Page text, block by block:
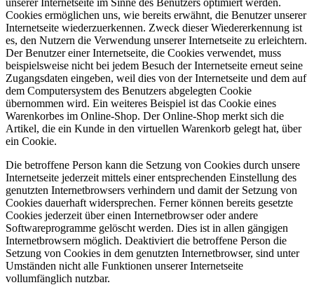
unserer Internetseite im Sinne des Benutzers optimiert werden.
Cookies ermöglichen uns, wie bereits erwähnt, die Benutzer unserer
Internetseite wiederzuerkennen. Zweck dieser Wiedererkennung ist
es, den Nutzern die Verwendung unserer Internetseite zu erleichtern.
Der Benutzer einer Internetseite, die Cookies verwendet, muss
beispielsweise nicht bei jedem Besuch der Internetseite erneut seine
Zugangsdaten eingeben, weil dies von der Internetseite und dem auf
dem Computersystem des Benutzers abgelegten Cookie
übernommen wird. Ein weiteres Beispiel ist das Cookie eines
Warenkorbes im Online-Shop. Der Online-Shop merkt sich die
Artikel, die ein Kunde in den virtuellen Warenkorb gelegt hat, über
ein Cookie.
Die betroffene Person kann die Setzung von Cookies durch unsere
Internetseite jederzeit mittels einer entsprechenden Einstellung des
genutzten Internetbrowsers verhindern und damit der Setzung von
Cookies dauerhaft widersprechen. Ferner können bereits gesetzte
Cookies jederzeit über einen Internetbrowser oder andere
Softwareprogramme gelöscht werden. Dies ist in allen gängigen
Internetbrowsern möglich. Deaktiviert die betroffene Person die
Setzung von Cookies in dem genutzten Internetbrowser, sind unter
Umständen nicht alle Funktionen unserer Internetseite
vollumfänglich nutzbar.